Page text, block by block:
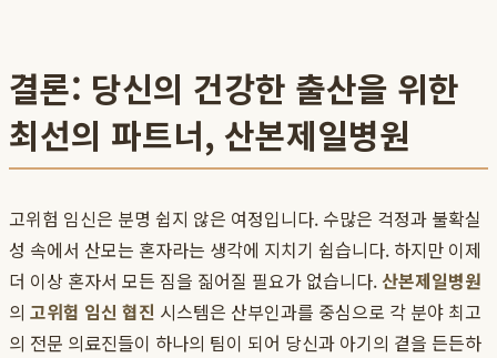
결론: 당신의 건강한 출산을 위한
최선의 파트너, 산본제일병원
고위험 임신은 분명 쉽지 않은 여정입니다. 수많은 걱정과 불확실
성 속에서 산모는 혼자라는 생각에 지치기 쉽습니다. 하지만 이제
더 이상 혼자서 모든 짐을 짊어질 필요가 없습니다. 산본제일병원
의 고위험 임신 협진 시스템은 산부인과를 중심으로 각 분야 최고
의 전문 의료진들이 하나의 팀이 되어 당신과 아기의 곁을 든든하